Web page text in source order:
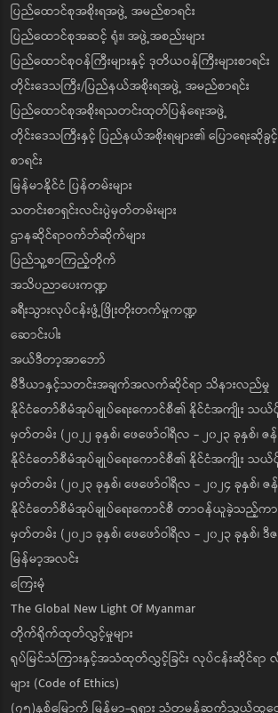
ပြည်ထောင်စုအစိုးရအဖွဲ့ အမည်စာရင်း
ပြည်ထောင်စုအဆင့် ရုံး၊ အဖွဲ့အစည်းများ
ပြည်ထောင်စုဝန်ကြီးများနှင့် ဒုတိယဝန်ကြီးများစာရင်း
တိုင်းဒေသကြီး/ပြည်နယ်အစိုးရအဖွဲ့ အမည်စာရင်း
ပြည်ထောင်စုအစိုးရသတင်းထုတ်ပြန်ရေးအဖွဲ့
တိုင်းဒေသကြီးနှင့် ပြည်နယ်အစိုးရများ၏ ပြောရေးဆိုခွ
စာရင်း
မြန်မာနိုင်ငံ ပြန်တမ်းများ
သတင်းစာရှင်းလင်းပွဲမှတ်တမ်းများ
ဌာနဆိုင်ရာဝက်ဘ်ဆိုက်များ
ပြည်သူ့စာကြည့်တိုက်
အသိပညာပေးကဏ္ဍ
ခရီးသွားလုပ်ငန်းဖွံ့ဖြိုးတိုးတက်မှုကဏ္ဍ
ဆောင်းပါး
အယ်ဒီတာ့အာဘော်
မီဒီယာနှင့်သတင်းအချက်အလက်ဆိုင်ရာ သိနားလည်မှု
နိုင်ငံတော်စီမံအုပ်ချုပ်ရေးကောင်စီ၏ နိုင်ငံအကျိုး သယ်
မှတ်တမ်း (၂၀၂၂ ခုနှစ်၊ ဖေဖော်ဝါရီလ - ၂၀၂၃ ခုနှစ်၊ ဇ
နိုင်ငံတော်စီမံအုပ်ချုပ်ရေးကောင်စီ၏ နိုင်ငံအကျိုး သယ်
မှတ်တမ်း (၂၀၂၃ ခုနှစ်၊ ဖေဖော်ဝါရီလ - ၂၀၂၄ ခုနှစ်၊ ဇ
နိုင်ငံတော်စီမံအုပ်ချုပ်ရေးကောင်စီ တာဝန်ယူခဲ့သည့်
မှတ်တမ်း (၂၀၂၁ ခုနှစ်၊ ဖေဖော်ဝါရီလ - ၂၀၂၃ ခုနှစ်၊
မြန်မာ့အလင်း
ကြေးမုံ
The Global New Light Of Myanmar
တိုက်ရိုက်ထုတ်လွှင့်မှုများ
ရုပ်မြင်သံကြားနှင့်အသံထုတ်လွှင့်ခြင်း လုပ်ငန်းဆိုင်ရ
များ (Code of Ethics)
(၇၅)နှစ်မြောက် မြန်မာ-ရုရှား သံတမန်ဆက်သွယ်ထူ